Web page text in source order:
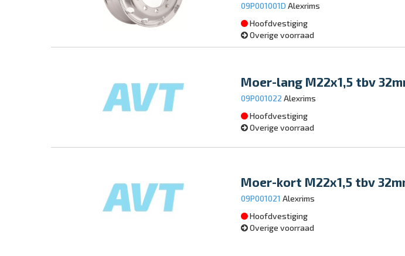
09P001001D Alexrims
Hoofdvestiging
Overige voorraad
Moer-lang M22x1,5 tbv
09P001022 Alexrims
Hoofdvestiging
Overige voorraad
Moer-kort M22x1,5 tbv
09P001021 Alexrims
Hoofdvestiging
Overige voorraad